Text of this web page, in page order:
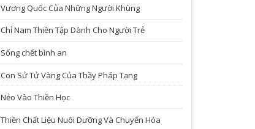
Vương Quốc Của Những Người Khùng
Chỉ Nam Thiền Tập Dành Cho Người Trẻ
Sống chết bình an
Con Sử Tử Vàng Của Thầy Pháp Tạng
Nẻo Vào Thiền Học
Thiền Chất Liệu Nuôi Dưỡng Và Chuyển Hóa